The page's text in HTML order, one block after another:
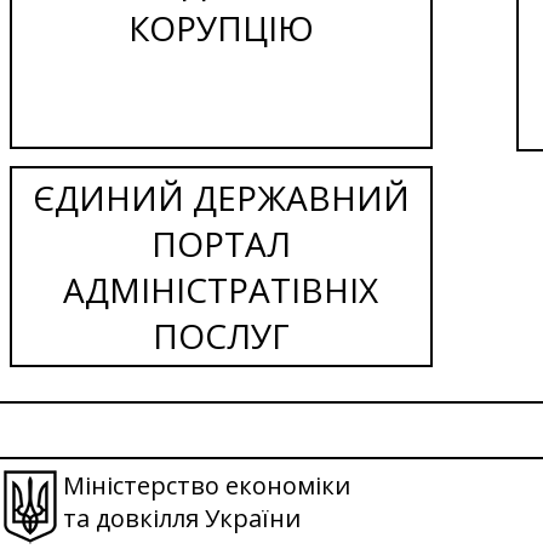
КОРУПЦІЮ
ЄДИНИЙ ДЕРЖАВНИЙ
ПОРТАЛ
АДМІНІСТРАТІВНІХ
ПОСЛУГ
Міністерство економіки
та довкілля України